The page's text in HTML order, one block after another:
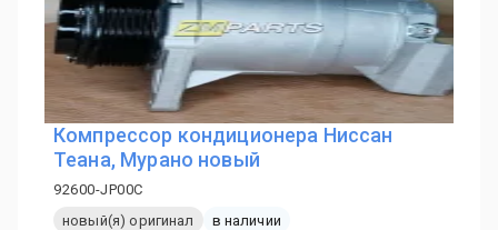
Компрессор кондиционера Ниссан
Теана, Мурано новый
92600-JP00C
новый(я) оригинал
в наличии